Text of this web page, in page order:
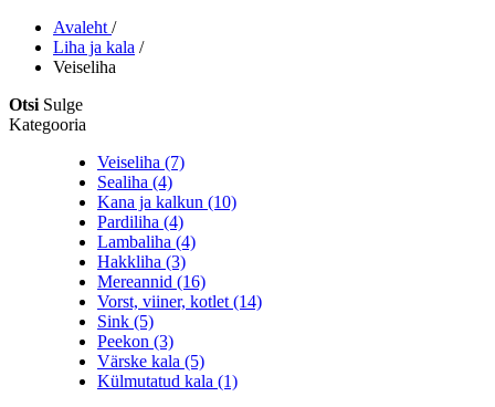
Avaleht /
Liha ja kala /
Veiseliha
Otsi Sulge
Kategooria
Veiseliha (7)
Sealiha (4)
Kana ja kalkun (10)
Pardiliha (4)
Lambaliha (4)
Hakkliha (3)
Mereannid (16)
Vorst, viiner, kotlet (14)
Sink (5)
Peekon (3)
Värske kala (5)
Külmutatud kala (1)